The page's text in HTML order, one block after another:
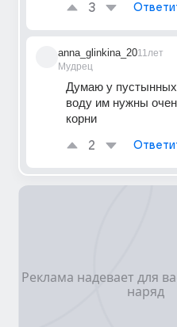
3
anna_glinkina_20
Мудрец
11лет
Думаю у
воду им нужны
корни
2